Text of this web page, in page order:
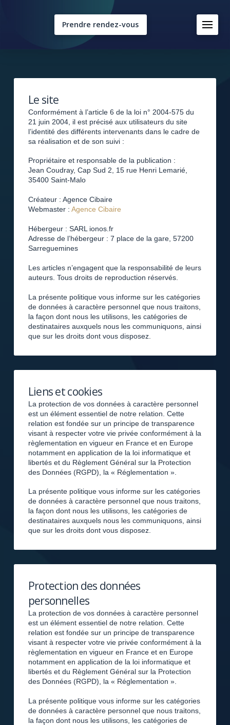
Prendre rendez-vous
Le site
Conformément à l’article 6 de la loi n° 2004-575 du
21 juin 2004, il est précisé aux utilisateurs du site
l’identité des différents intervenants dans le cadre de
sa réalisation et de son suivi :
Propriétaire et responsable de la publication :
Jean Coudray, Cap Sud 2, 15 rue Henri Lemarié,
35400 Saint-Malo
Créateur : Agence Cibaire
Webmaster : Agence Cibaire
Hébergeur : SARL ionos.fr
Adresse de l’hébergeur : 7 place de la gare, 57200
Sarreguemines
Les articles n’engagent que la responsabilité de leurs
auteurs. Tous droits de reproduction réservés.
La présente politique vous informe sur les catégories
de données à caractère personnel que nous traitons,
la façon dont nous les utilisons, les catégories de
destinataires auxquels nous les communiquons, ainsi
que sur les droits dont vous disposez.
Liens et cookies
La protection de vos données à caractère personnel
est un élément essentiel de notre relation. Cette
relation est fondée sur un principe de transparence
visant à respecter votre vie privée conformément à la
règlementation en vigueur en France et en Europe
notamment en application de la loi informatique et
libertés et du Règlement Général sur la Protection
des Données (RGPD), la « Réglementation ».
La présente politique vous informe sur les catégories
de données à caractère personnel que nous traitons,
la façon dont nous les utilisons, les catégories de
destinataires auxquels nous les communiquons, ainsi
que sur les droits dont vous disposez.
Protection des données
personnelles
La protection de vos données à caractère personnel
est un élément essentiel de notre relation. Cette
relation est fondée sur un principe de transparence
visant à respecter votre vie privée conformément à la
règlementation en vigueur en France et en Europe
notamment en application de la loi informatique et
libertés et du Règlement Général sur la Protection
des Données (RGPD), la « Réglementation ».
La présente politique vous informe sur les catégories
de données à caractère personnel que nous traitons,
la façon dont nous les utilisons, les catégories de